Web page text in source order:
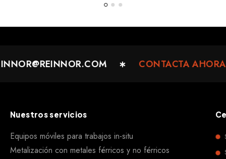
CONTACTA AHORA
Nuestros servicios
Equipos móviles para trabajos in-situ
Metalización con metales férricos y no férricos